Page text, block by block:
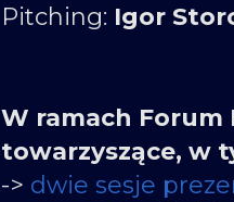
Pitching: Igor
W ramach Forum
towarzyszące, w
-> dwie sesje